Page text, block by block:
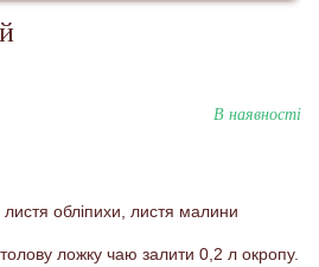
В наявності
обліпихи, листя малини
ложку чаю залити 0,2 л окропу.